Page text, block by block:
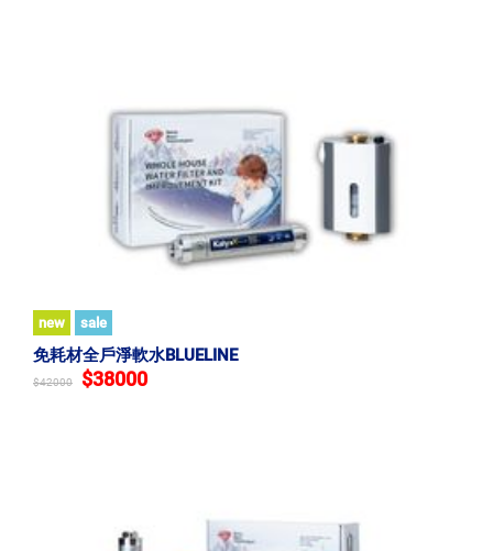
new sale
免耗材全戶淨軟水BLUELINE
$42000 $38000